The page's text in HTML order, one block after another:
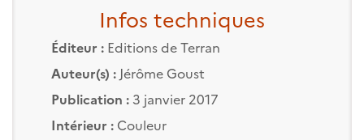
Infos techniques
Éditeur : Editions de Terran
Auteur(s) : Jérôme Goust
Publication :3 janvier 2017
Intérieur :Couleur